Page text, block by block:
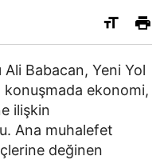
Ali Babacan, Yeni Yol
konuşmada ekonomi,
ilişkin
Ana muhalefet
değinen